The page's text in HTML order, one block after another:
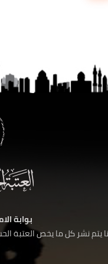
بوابة
يتم نشر كل ما يخص العتبة